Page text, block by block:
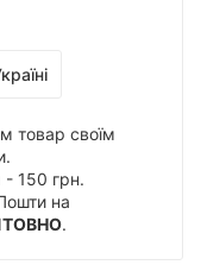
товар своїм
- 150 грн.
на
.